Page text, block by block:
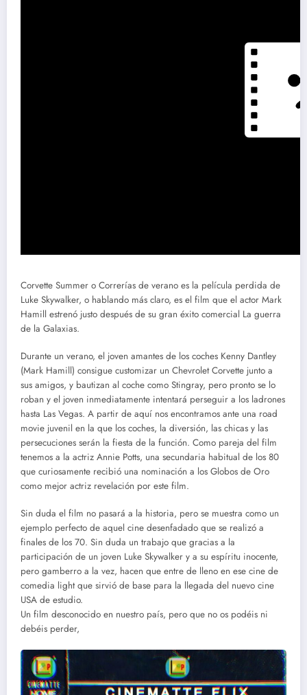
Corvette Summer o Correrías de verano es la película perdida de
Luke Skywalker, o hablando más claro, es el film que el actor Mark
Hamill estrenó justo después de su gran éxito comercial La guerra
de la Galaxias.
Durante un verano, el joven amantes de los coches Kenny Dantley
(Mark Hamill) consigue customizar un Chevrolet Corvette junto a
sus amigos, y bautizan al coche como Stingray, pero pronto se lo
roban y el joven inmediatamente intentará perseguir a los ladrones
hasta Las Vegas. A partir de aquí nos encontramos ante una road
movie juvenil en la que los coches, la diversión, las chicas y las
persecuciones serán la fiesta de la función. Como pareja del film
tenemos a la actriz Annie Potts, una secundaria habitual de los 80
que curiosamente recibió una nominación a los Globos de Oro
como mejor actriz revelación por este film.
Sin duda el film no pasará a la historia, pero se muestra como un
ejemplo perfecto de aquel cine desenfadado que se realizó a
finales de los 70. Sin duda un trabajo que gracias a la
participación de un joven Luke Skywalker y a su espíritu inocente,
pero gamberro a la vez, hacen que entre de lleno en ese cine de
comedia light que sirvió de base para la llegada del nuevo cine
USA de estudio.
Un film desconocido en nuestro país, pero que no os podéis ni
debéis perder,